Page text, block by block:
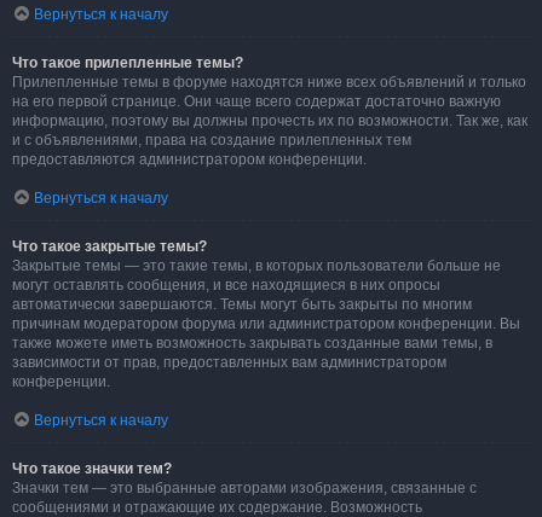
Вернуться к началу
Что такое прилепленные темы?
Прилепленные темы в форуме находятся ниже всех объявлений и только
на его первой странице. Они чаще всего содержат достаточно важную
информацию, поэтому вы должны прочесть их по возможности. Так же, как
и с объявлениями, права на создание прилепленных тем
предоставляются администратором конференции.
Вернуться к началу
Что такое закрытые темы?
Закрытые темы — это такие темы, в которых пользователи больше не
могут оставлять сообщения, и все находящиеся в них опросы
автоматически завершаются. Темы могут быть закрыты по многим
причинам модератором форума или администратором конференции. Вы
также можете иметь возможность закрывать созданные вами темы, в
зависимости от прав, предоставленных вам администратором
конференции.
Вернуться к началу
Что такое значки тем?
Значки тем — это выбранные авторами изображения, связанные с
сообщениями и отражающие их содержание. Возможность